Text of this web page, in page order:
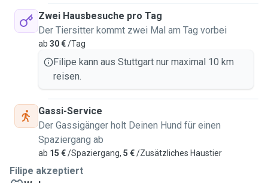
Zwei Hausbesuche pro Tag
Der Tiersitter kommt zwei Mal am Tag vorbei
ab 30 €/Tag
Filipe kann aus Stuttgart nur maximal 10 km
reisen.
Gassi-Service
Der Gassigänger holt Deinen Hund für einen
Spaziergang ab
ab 15 €/Spaziergang, 5 €/Zusätzliches Haustier
Filipe akzeptiert